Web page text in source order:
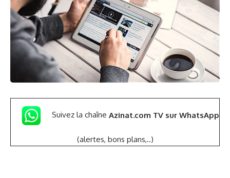
Suivez la chaîne Azinat.com TV sur WhatsApp
(alertes, bons plans,..)